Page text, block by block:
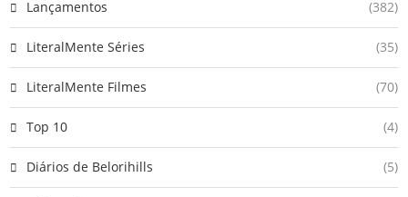
Lançamentos (382)
LiteralMente Séries (35)
LiteralMente Filmes (70)
Top 10 (4)
Diários de Belorihills (5)